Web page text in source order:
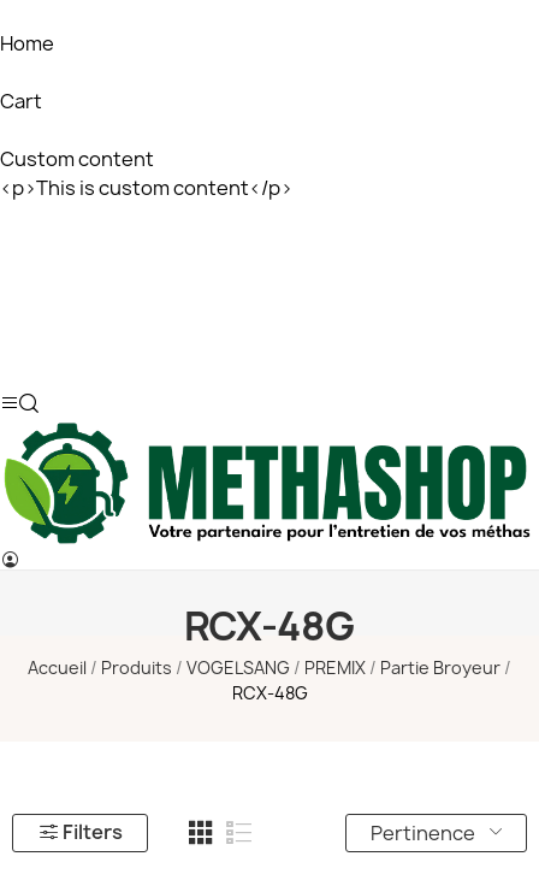
Home
Cart
Custom content
<p>This is custom content</p>
RCX-48G
Accueil Produits VOGELSANG PREMIX
Partie Broyeur
RCX-48G
Filters Pertinence